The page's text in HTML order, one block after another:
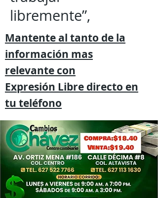
libremente”,
Mantente al tanto de la
información mas
relevante con
Expresión Libre directo en
tu teléfono